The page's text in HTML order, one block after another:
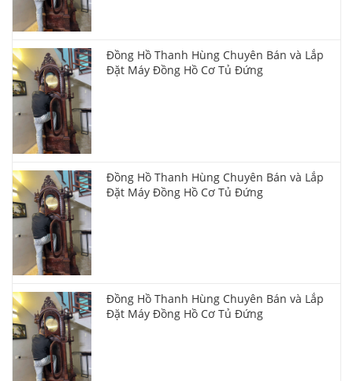
Đồng Hồ Thanh Hùng Chuyên Bán và Lắp
Đặt Máy Đồng Hồ Cơ Tủ Đứng
Đồng Hồ Thanh Hùng Chuyên Bán và Lắp
Đặt Máy Đồng Hồ Cơ Tủ Đứng
Đồng Hồ Thanh Hùng Chuyên Bán và Lắp
Đặt Máy Đồng Hồ Cơ Tủ Đứng